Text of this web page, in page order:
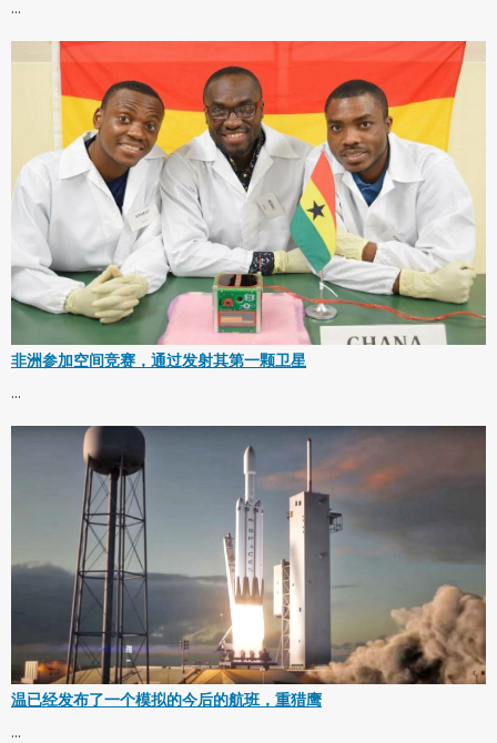
...
非洲参加空间竞赛，通过发射其第一颗卫星
...
温已经发布了一个模拟的今后的航班，重猎鹰
...